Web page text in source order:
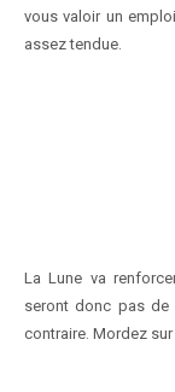
vous valoir un
assez tendue.
La Lune va
seront donc pas de
contraire. Mordez